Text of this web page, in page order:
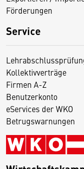
Förderungen
Service
Kollektivverträge
Firmen A-Z
Benutzerkonto
eServices der WKO
Betrugswarnungen